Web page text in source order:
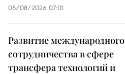
05/08/2026 07:01
Развитие международного
сотрудничества в сфере
трансфера технологий и